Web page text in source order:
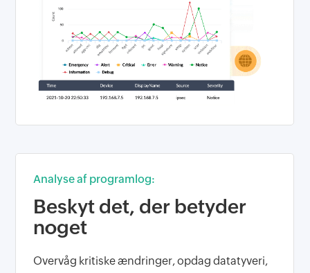
Analyse af programlog:
Beskyt det, der betyder
noget
Overvåg kritiske ændringer, opdag datatyveri,